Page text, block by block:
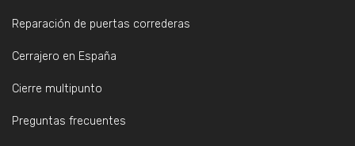
Reparación de puertas correderas
Cerrajero en España
Cierre multipunto
Preguntas frecuentes